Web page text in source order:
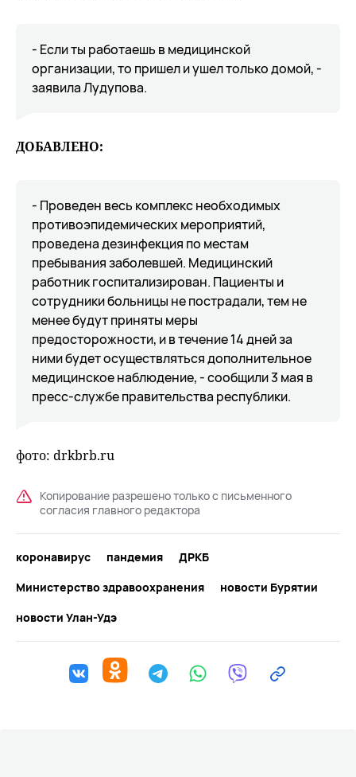
- Если ты работаешь в медицинской
организации, то пришел и ушел только домой, -
заявила Лудупова.
ДОБАВЛЕНО:
- Проведен весь комплекс необходимых
противоэпидемических мероприятий,
проведена дезинфекция по местам
пребывания заболевшей. Медицинский
работник госпитализирован. Пациенты и
сотрудники больницы не пострадали, тем не
менее будут приняты меры
предосторожности, и в течение 14 дней за
ними будет осуществляться дополнительное
медицинское наблюдение, - сообщили 3 мая в
пресс-службе правительства республики.
фото: drkbrb.ru
Копирование разрешено только с письменного
согласия главного редактора
коронавирус пандемия
ДРКБ
Министерство здравоохранения
новости Бурятии
новости Улан-Удэ